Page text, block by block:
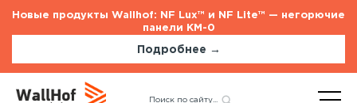
Новые продукты Wallhof: NF Lux™ и NF Lite™ — негорючие
панели КМ-0
Подробнее →
Стеновые панели